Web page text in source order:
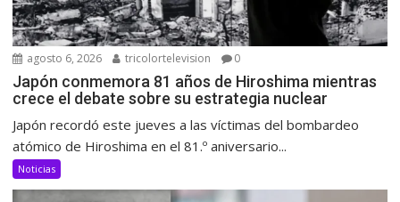
agosto 6, 2026 tricolortelevision 0
Japón conmemora 81 años de Hiroshima mientras
crece el debate sobre su estrategia nuclear
Japón recordó este jueves a las víctimas del bombardeo
atómico de Hiroshima en el 81.º aniversario...
Noticias